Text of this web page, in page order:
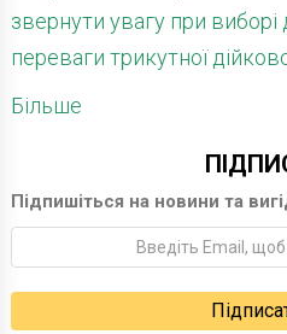
звернути увагу при виборі
переваги трикутної
Більше
Підпишіться на новини та